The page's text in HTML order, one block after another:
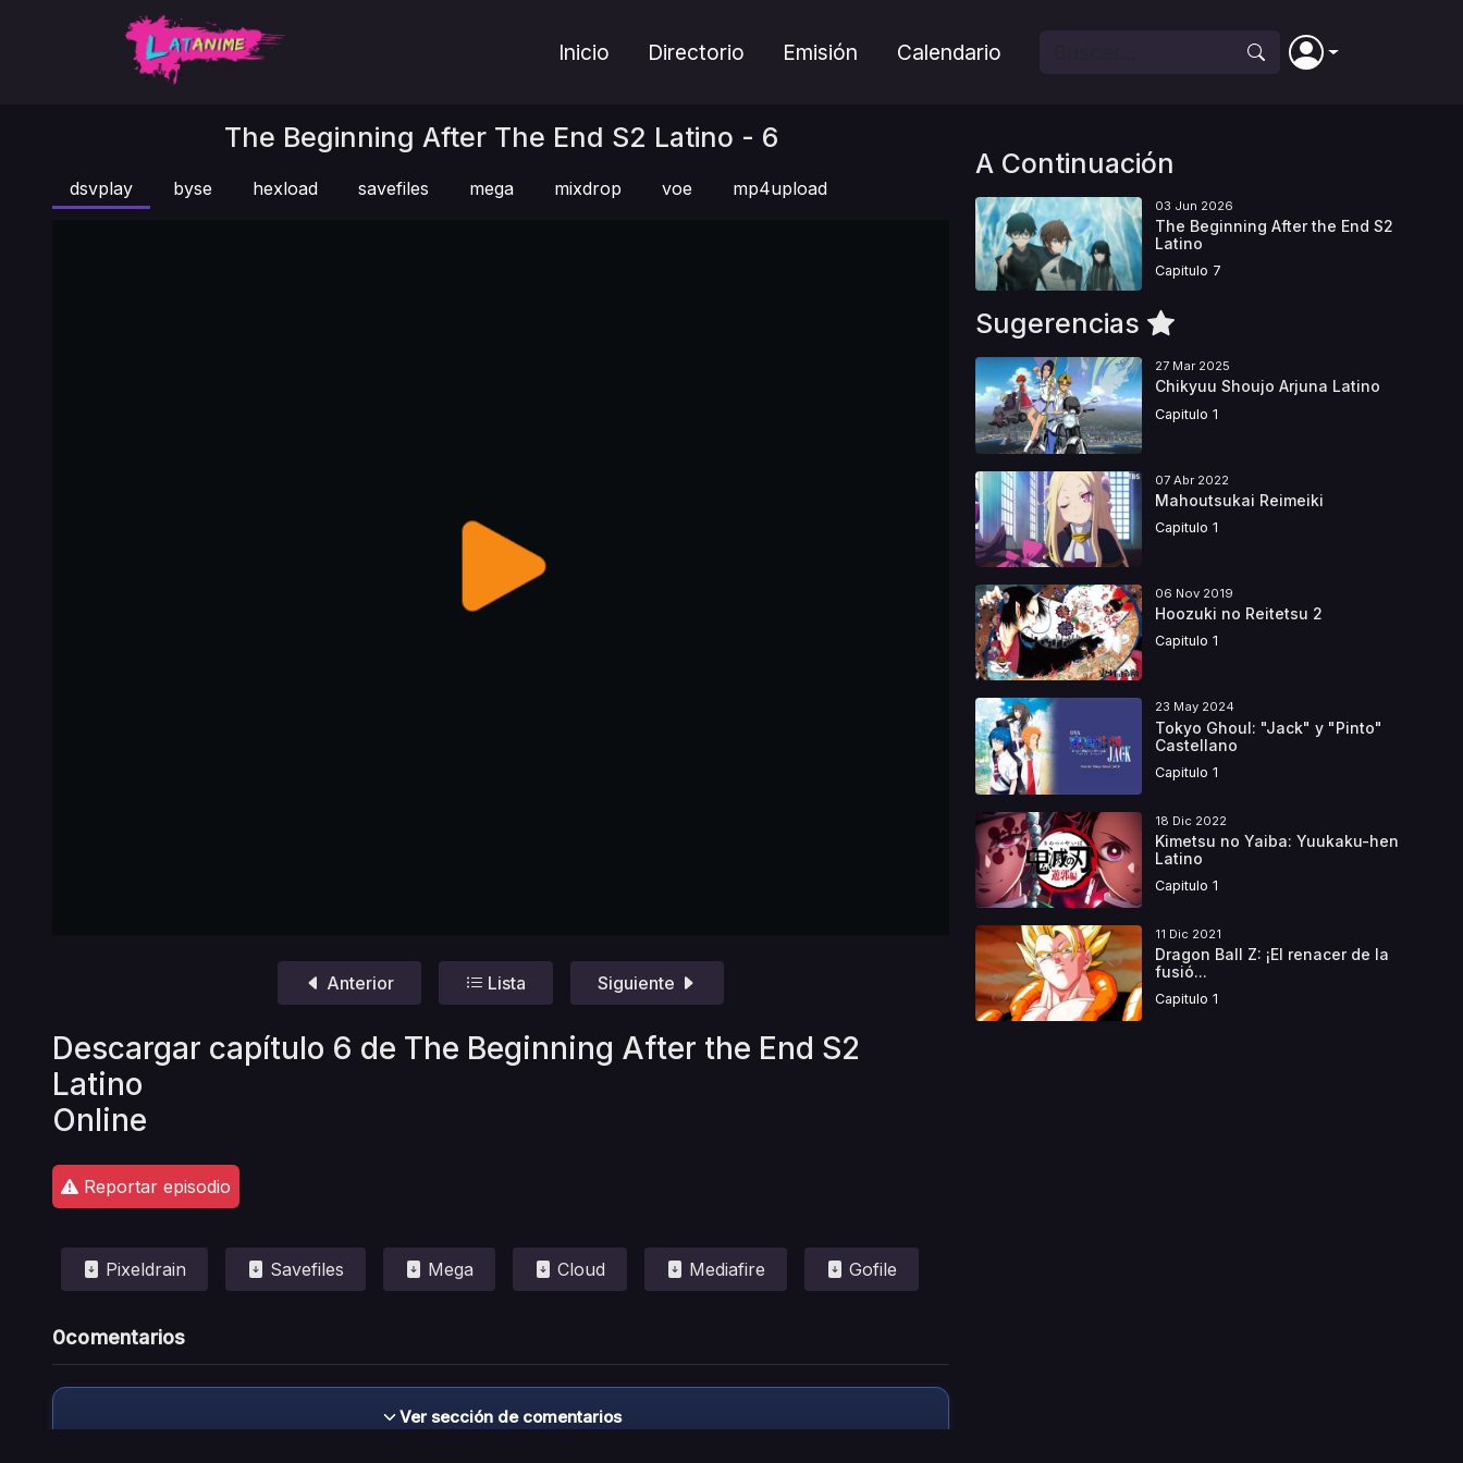
Inicio Directorio Emisión Calendario
The Beginning After The End S2 Latino - 6
dsvplay byse hexload savefiles mega mixdrop voe mp4upload
Anterior Lista Siguiente
Descargar capítulo 6 de The Beginning After the End S2
Latino
Online
Reportar episodio
Pixeldrain Savefiles Mega Cloud Mediafire Gofile
0comentarios
Ver sección de comentarios
A Continuación
03 Jun 2026
The Beginning After the End S2
Latino
Capitulo 7
Sugerencias
27 Mar 2025
Chikyuu Shoujo Arjuna Latino
Capitulo 1
07 Abr 2022
Mahoutsukai Reimeiki
Capitulo 1
06 Nov 2019
Hoozuki no Reitetsu 2
Capitulo 1
23 May 2024
Tokyo Ghoul: "Jack" y "Pinto"
Castellano
Capitulo 1
18 Dic 2022
Kimetsu no Yaiba: Yuukaku-hen
Latino
Capitulo 1
11 Dic 2021
Dragon Ball Z: ¡El renacer de la
fusió...
Capitulo 1